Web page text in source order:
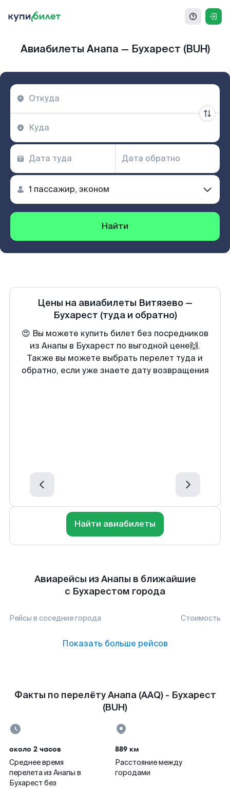
Авиабилеты Анапа — Бухарест (BUH)
Найти
Цены на авиабилеты Витязево —
Бухарест (туда и обратно)
😍 Вы можете купить билет без посредников
из Анапы в Бухарест по выгодной цене🙌.
Также вы можете выбрать перелет туда и
обратно, если уже знаете дату возвращения
Найти авиабилеты
Авиарейсы из Анапы в ближайшие
с Бухарестом города
Рейсы в соседние города Стоимость
Показать больше рейсов
Факты по перелёту Анапа (AAQ) - Бухарест
(BUH)
около 2 часов
Среднее время
перелета из Анапы в
Бухарест без
889 км
Расстояние между
городами